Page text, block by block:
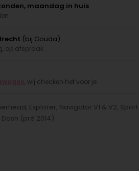
maandag in huis
(bij Gouda)
op afspraak
, wij checken het voor je
Explorer, Navigator V1 & V2, Sport
(pré 2014).